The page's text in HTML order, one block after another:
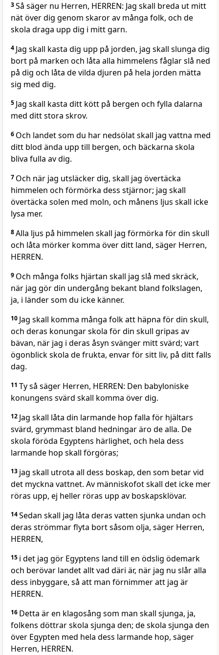
3Så säger nu Herren, HERREN: Jag skall breda ut mitt
nät över dig genom skaror av många folk, och de
skola draga upp dig i mitt garn.
4 Jag skall kasta dig upp på jorden, jag skall slunga dig
bort på marken och låta alla himmelens fåglar slå ned
på dig och låta de vilda djuren på hela jorden mätta
sig med dig.
5 Jag skall kasta ditt kött på bergen och fylla dalarna
med ditt stora skrov.
6 Och landet som du har nedsölat skall jag vattna med
ditt blod ända upp till bergen, och bäckarna skola
bliva fulla av dig.
7 Och när jag utsläcker dig, skall jag övertäcka
himmelen och förmörka dess stjärnor; jag skall
övertäcka solen med moln, och månens ljus skall icke
lysa mer.
8Alla ljus på himmelen skall jag förmörka för din skull
och låta mörker komma över ditt land, säger Herren,
HERREN.
9 Och många folks hjärtan skall jag slå med skräck,
när jag gör din undergång bekant bland folkslagen,
ja, i länder som du icke känner.
10 Jag skall komma många folk att häpna för din skull,
och deras konungar skola för din skull gripas av
bävan, när jag i deras åsyn svänger mitt svärd; vart
ögonblick skola de frukta, envar för sitt liv, på ditt falls
dag.
11 Ty så säger Herren, HERREN: Den babyloniske
konungens svärd skall komma över dig.
12 Jag skall låta din larmande hop falla för hjältars
svärd, grymmast bland hedningar äro de alla. De
skola föröda Egyptens härlighet, och hela dess
larmande hop skall förgöras;
13 jag skall utrota all dess boskap, den som betar vid
det myckna vattnet. Av människofot skall det icke mer
röras upp, ej heller röras upp av boskapsklövar.
14Sedan skall jag låta deras vatten sjunka undan och
deras strömmar flyta bort såsom olja, säger Herren,
HERREN,
15 i det jag gör Egyptens land till en ödslig ödemark
och berövar landet allt vad däri är, när jag nu slår alla
dess inbyggare, så att man förnimmer att jag är
HERREN.
16 Detta är en klagosång som man skall sjunga, ja,
folkens döttrar skola sjunga den; de skola sjunga den
över Egypten med hela dess larmande hop, säger
Herren, HERREN.